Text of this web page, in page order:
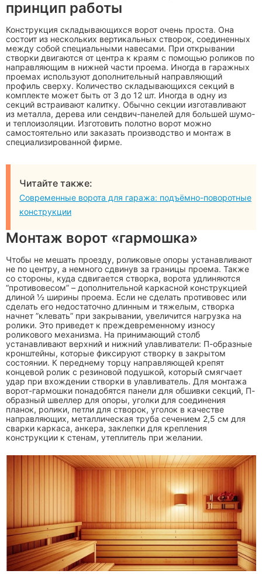
принцип работы
Конструкция складывающихся ворот очень проста. Она
состоит из нескольких вертикальных створок, соединенных
между собой специальными навесами. При открывании
створки двигаются от центра к краям с помощью роликов по
направляющим в нижней части проема. Иногда в гаражных
проемах используют дополнительный направляющий
профиль сверху. Количество складывающихся секций в
комплекте может быть от 3 до 12 шт. Иногда в одну из
секций встраивают калитку. Обычно секции изготавливают
из металла, дерева или сендвич-панелей для большей шумо-
и теплоизоляции. Изготовить полотно ворот можно
самостоятельно или заказать производство и монтаж в
специализированной фирме.
Читайте также:
Современные ворота для гаража: подъёмно-поворотные
конструкции
Монтаж ворот «гармошка»
Чтобы не мешать проезду, роликовые опоры устанавливают
не по центру, а немного сдвинув за границы проема. Также
со стороны, куда сдвигается створка, ворота удлиняются
“противовесом” – дополнительной каркасной конструкцией
длиной ½ ширины проема. Если не сделать противовес или
сделать его недостаточно длинным и тяжелым, створка
начнет ”клевать” при закрывании, увеличится нагрузка на
ролики. Это приведет к преждевременному износу
роликового механизма. На принимающий столб
устанавливают верхний и нижний улавливатели: П-образные
кронштейны, которые фиксируют створку в закрытом
состоянии. К переднему торцу направляющей крепят
концевой ролик с резиновой подушкой, который смягчает
удар при вхождении створки в улавливатель. Для монтажа
ворот-гармошки понадобятся панели для обшивки секций, П-
образный швеллер для опоры, уголки для соединения
планок, ролики, петли для створок, уголок в качестве
направляющих, металлическая труба сечением 2,5 см для
сварки каркаса, анкера, заклепки для крепления
конструкции к стенам, утеплитель при желании.